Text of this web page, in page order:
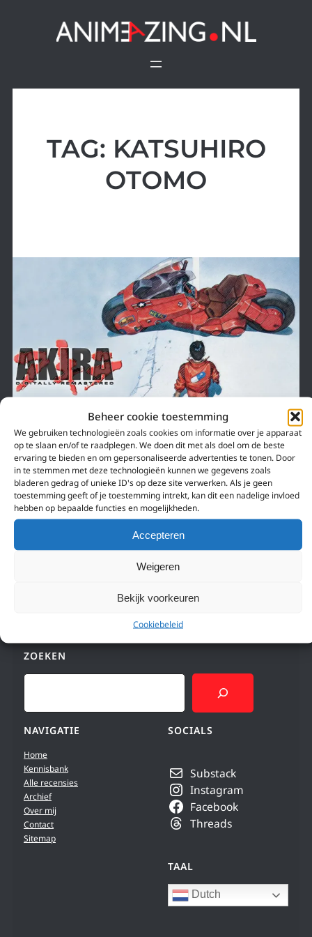
Beheer cookie toestemming
We gebruiken technologieën zoals cookies om informatie over je apparaat
op te slaan en/of te raadplegen. We doen dit met als doel om de beste
ervaring te bieden en om gepersonaliseerde advertenties te tonen. Door
in te stemmen met deze technologieën kunnen we gegevens zoals
bladeren gedrag of unieke ID's op deze site verwerken. Als je geen
toestemming geeft of je toestemming intrekt, kan dit een nadelige invloed
hebben op bepaalde functies en mogelijkheden.
Accepteren
Weigeren
Bekijk voorkeuren
Cookiebeleid
TAG: KATSUHIRO
OTOMO
15 december 2018
AKIRA: DE FILM DIE ONS ANIME BRACHT
Akira is voor veel mensen de eerste anime die ze gezien hebben. Voor die
mensen is het zien van deze film het begin van hun leven als anime…
ZOEKEN
Search
NAVIGATIE
Home
Kennisbank
Alle recensies
Archief
Over mij
Contact
Sitemap
SOCIALS
Substack
Instagram
Facebook
Threads
TAAL
Dutch